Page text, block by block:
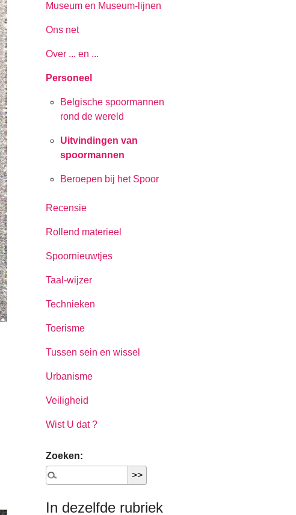
Museum en Museum-lijnen
Ons net
Over ... en ...
Personeel
Belgische spoormannen
rond de wereld
Uitvindingen van
spoormannen
Beroepen bij het Spoor
Recensie
Rollend materieel
Spoornieuwtjes
Taal-wijzer
Technieken
Toerisme
Tussen sein en wissel
Urbanisme
Veiligheid
Wist U dat ?
Zoeken:
In dezelfde rubriek